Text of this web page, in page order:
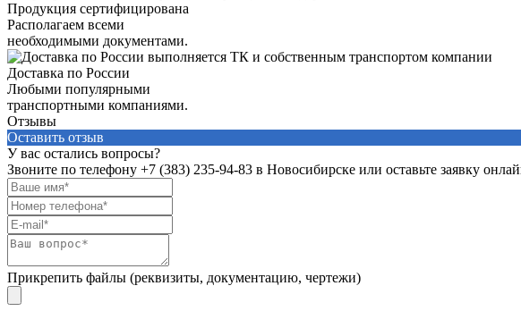
Продукция сертифицирована
Располагаем всеми
необходимыми документами.
Доставка по России
Любыми популярными
транспортными компаниями.
Отзывы
Оставить отзыв
У вас остались вопросы?
Звоните по телефону +7 (383) 235-94-83 в Новосибирске или оставьте заявку
Прикрепить файлы (реквизиты, документацию, чертежи)